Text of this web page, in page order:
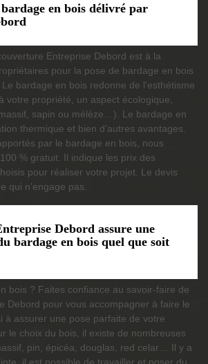
bardage en bois délivré par
Entreprise Debord est à la
pour la pose de bardage en bois
bardage en bois redonne de l’esthétisme
votre propriété, un aspect écologique,
sapin ou mélèze…). Le bardage en
thermique et bien d’autres avantages.
par le bardage en bois, nous
% gratuit. Il indique les prix des
pour réaliser votre projet. Le devis
qui n’engage pas.
Debord assure une
bardage en bois quel que soit
bois ? Faites confiance au savoir-faire de
Debord pour vous accompagner à faire le
à assurer une pose parfaite de votre
le choix du bois, il existe de nombreuses
pin, épicéa, douglas, red celar… Il y a
il est possible de travailler et poser du